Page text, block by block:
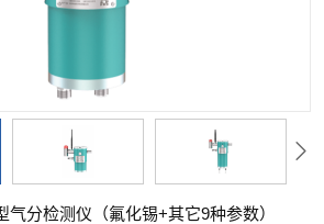
分检测仪（氟化锡+其它9种参数）